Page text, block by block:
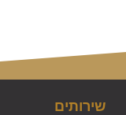
שירותים